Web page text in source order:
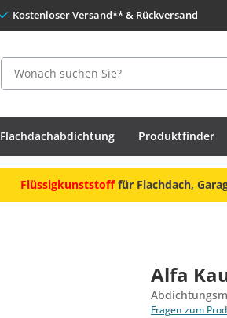
Kostenloser Versand** & Rückversand
Suche
Flachdachabdichtung Produktfinder
Flüssigkunststofffür Flachdach,
Alfa
Fragen zum